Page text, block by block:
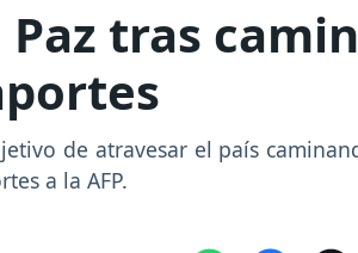
tras
de atravesar el país
a la AFP.